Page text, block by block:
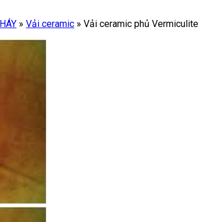
» Vải ceramic » Vải ceramic phủ Vermiculite